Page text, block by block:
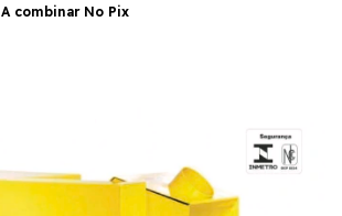
A combinar No Pix